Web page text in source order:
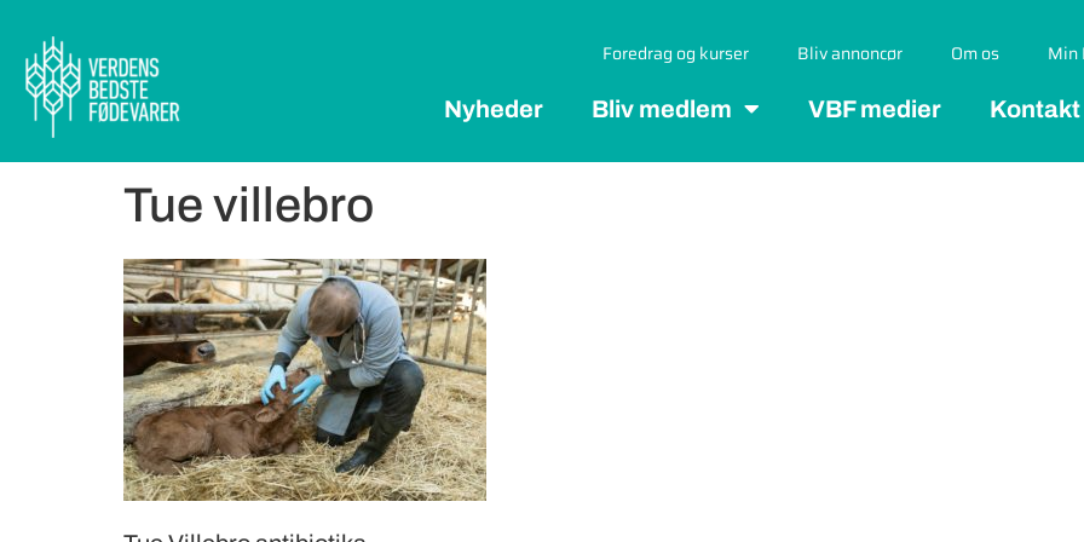
Foredrag og kurser Bliv annoncør Om os Min
Nyheder Bliv medlem VBF medier Kontakt
Tue villebro